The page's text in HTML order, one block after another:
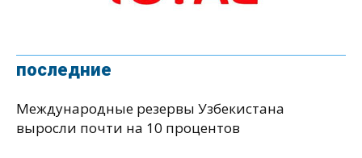
последние
Международные резервы Узбекистана
выросли почти на 10 процентов